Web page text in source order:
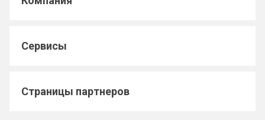
Сервисы
Страницы партнеров